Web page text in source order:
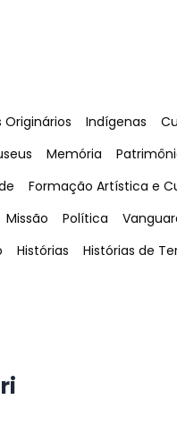
Originários Tag:
Indígenas
: Tag:
Memória Tag:
Tag:
Formação Artística e
Tag:
Missão Tag:
Política Tag:
Tag:
Histórias Tag:
Histórias de